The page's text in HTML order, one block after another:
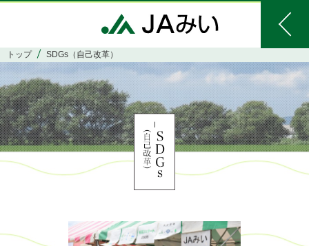
トップ SDGs（自己改革）